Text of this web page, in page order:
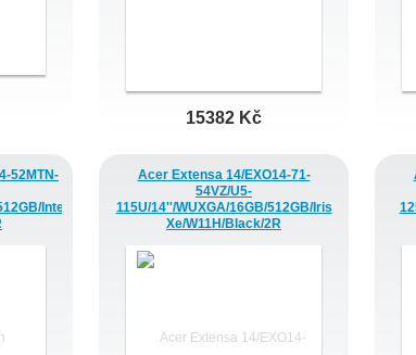
15382 Kč
52MTN-
Intel
Acer Extensa 14/EXO14-71-
54VZ/U5-
115U/14''/WUXGA/16GB/512GB/Iris
Xe/W11H/Black/2R